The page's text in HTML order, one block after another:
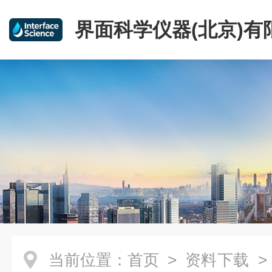
界面科学仪器(北京)有
当前位置： 首页 > 资料下载 >